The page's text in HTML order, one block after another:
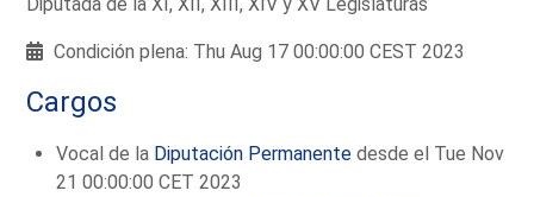
Condición plena: Thu Aug 17 00:00:00 CEST 2023
Cargos
Vocal de la Diputación Permanente desde el Tue Nov
21 00:00:00 CET 2023